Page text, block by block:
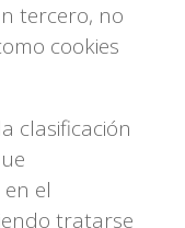
tercero, no
cookies
clasificación
el
tratarse